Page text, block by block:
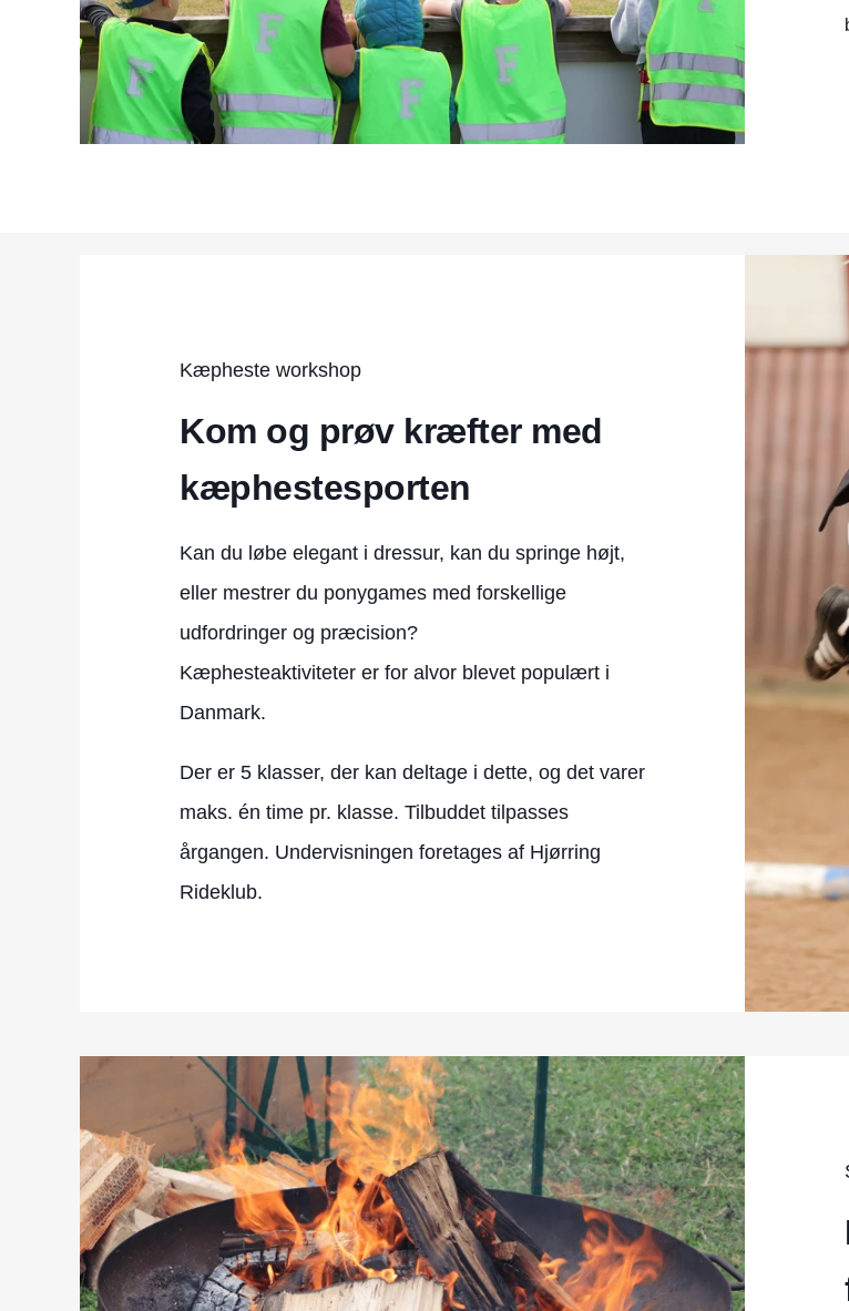
Kæpheste workshop
Kom og prøv kræfter med
kæphestesporten
Kan du løbe elegant i dressur, kan du springe højt,
eller mestrer du ponygames med forskellige
udfordringer og præcision?
Kæphesteaktiviteter er for alvor blevet populært i
Danmark.
Der er 5 klasser, der kan deltage i dette, og det varer
maks. én time pr. klasse. Tilbuddet tilpasses
årgangen. Undervisningen foretages af Hjørring
Rideklub.